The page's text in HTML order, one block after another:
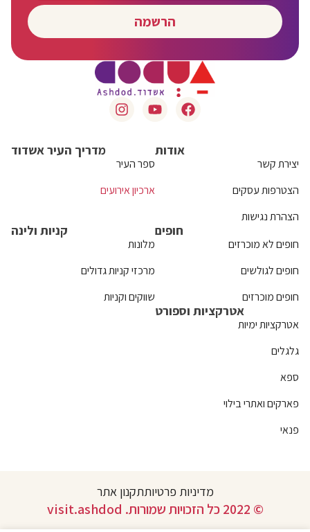
הרשמה
אודות
יצירת קשר
הצטרפות עסקים
הצהרת נגישות
מדריך העיר אשדוד
ספר העיר
ארכיון אירועים
חופים
חופים לא מוכרזים
חופים לגולשים
חופים מוכרזים
קניות ולינה
מלונות
מרכזי קניות גדולים
שווקים וקניות
אטרקציות וספורט
אטרקציות ימיות
גלגלים
ספא
פארקים ואתרי בילוי
פנאי
מדיניות פרטיותתקנון אתר
© 2022 כל הזכויות שמורות. visit.ashdod